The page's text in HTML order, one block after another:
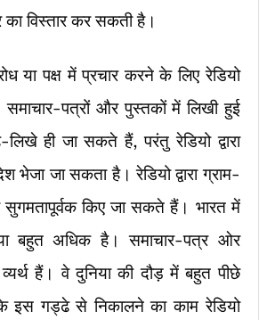
विस्तार कर सकती है।
या पक्ष में प्रचार करने के लिए रेडियो
समाचार-पत्रों और पुस्तकों में लिखी हुई
ही जा सकते हैं, परंतु रेडियो द्वारा
जा सकता है। रेडियो द्वारा ग्राम-
सुगमतापूर्वक किए जा सकते हैं। भारत में
बहुत अधिक है। समाचार-पत्र ओर
हैं। वे दुनिया की दौड़ में बहुत पीछे
इस गड्ढे से निकालने का काम रेडियो